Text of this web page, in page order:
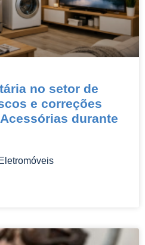
no setor de
e correções
durante